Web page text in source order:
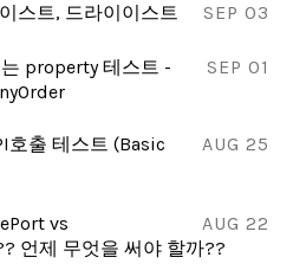
SEP 03
스트, 드라이이스트
SEP 01
property 테스트 -
AUG 25
호출 테스트 (Basic
AUG 22
vs
언제 무엇을 써야 할까??